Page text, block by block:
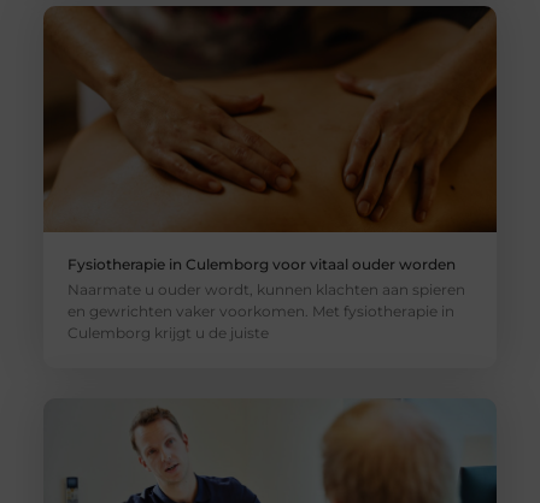
Fysiotherapie in Culemborg voor vitaal ouder worden
Naarmate u ouder wordt, kunnen klachten aan spieren
en gewrichten vaker voorkomen. Met fysiotherapie in
Culemborg krijgt u de juiste